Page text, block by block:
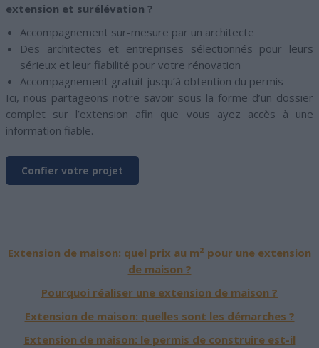
extension et surélévation ?
Accompagnement sur-mesure par un architecte
Des architectes et entreprises sélectionnés pour leurs
sérieux et leur fiabilité pour votre rénovation
Accompagnement gratuit jusqu’à obtention du permis
Ici, nous partageons notre savoir sous la forme d’un dossier
complet sur l’extension afin que vous ayez accès à une
information fiable.
Confier votre projet
Extension de maison: quel prix au m² pour une extension
de maison ?
Pourquoi réaliser une extension de maison ?
Extension de maison: quelles sont les démarches ?
Extension de maison: le permis de construire est-il